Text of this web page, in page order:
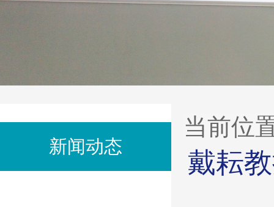
新闻动态
当前位
戴耘